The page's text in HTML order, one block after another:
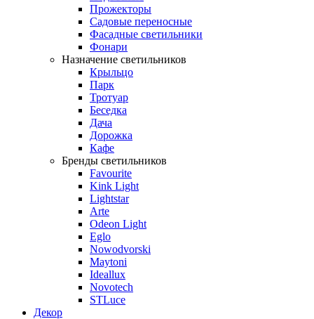
Прожекторы
Садовые переносные
Фасадные светильники
Фонари
Назначение светильников
Крыльцо
Парк
Тротуар
Беседка
Дача
Дорожка
Кафе
Бренды светильников
Favourite
Kink Light
Lightstar
Arte
Odeon Light
Eglo
Nowodvorski
Maytoni
Ideallux
Novotech
STLuce
Декор